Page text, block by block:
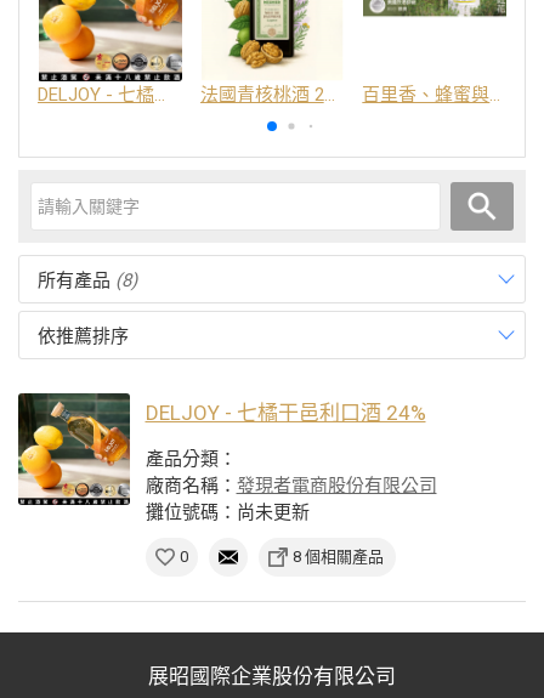
DELJOY - 七橘干邑利口酒 24% 法國青核桃酒 25% 百里香、蜂蜜與番紅花酒
所有產品 (8)
依推薦排序
DELJOY - 七橘干邑利口酒 24%
產品分類：
廠商名稱： 發現者電商股份有限公司
攤位號碼：尚未更新
0 8 個相關產品
展昭國際企業股份有限公司